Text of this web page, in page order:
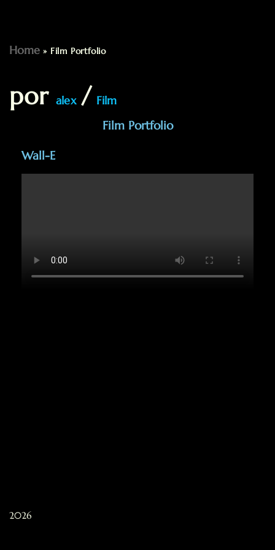
contenido
Home » Film Portfolio
poralex Film
Film Portfolio
Wall-E
2026